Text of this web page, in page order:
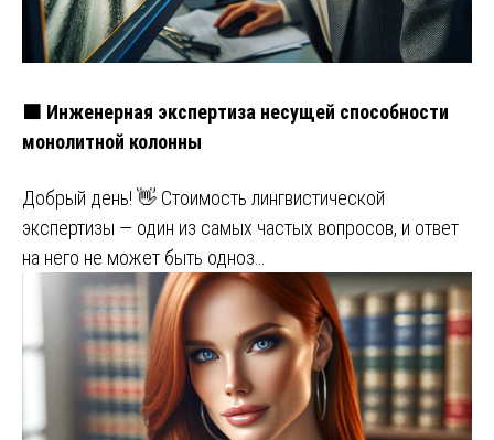
🟧 Инженерная экспертиза несущей способности
монолитной колонны
Добрый день! 👋 Стоимость лингвистической
экспертизы — один из самых частых вопросов, и ответ
на него не может быть одноз…